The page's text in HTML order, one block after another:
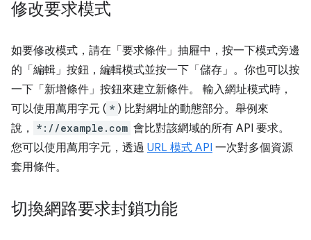
修改要求模式
如要修改模式，請在「要求條件」 抽屜中，按一下模式旁邊
的「編輯」 按鈕，編輯模式並按一下「儲存」 。你也可以按
一下「新增條件」 按鈕來建立新條件。 輸入網址模式時，
可以使用萬用字元 ( * ) 比對網址的動態部分。舉例來
說，
*://example.com 會比對該網域的所有 API 要求。
您可以使用萬用字元，透過 URL 模式 API 一次對多個資源
套用條件。
切換網路要求封鎖功能